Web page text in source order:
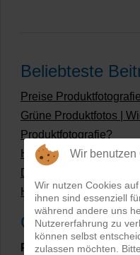
Beliebteste
Preise
Grüne Produktfotos |
Produktfotografie?
Hollow Man Fotografie
Dateiformate und
Hollowman und
Google
PRO-ducto GmbH ,
Wir benutzen
Wir nutzen Cookies
ihnen sind essenziell
während andere uns
Nutzererfahrung zu
können selbst
zulassen möchten.